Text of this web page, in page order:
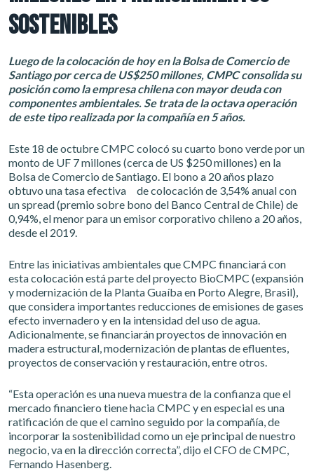
SOSTENIBLES
Luego de la colocación de hoy en la Bolsa de Comercio de
Santiago por cerca de US$250 millones, CMPC consolida su
posición como la empresa chilena con mayor deuda con
componentes ambientales. Se trata de la octava operación
de este tipo realizada por la compañía en 5 años.
Este 18 de octubre CMPC colocó su cuarto bono verde por un
monto de UF 7 millones (cerca de US $250 millones) en la
Bolsa de Comercio de Santiago. El bono a 20 años plazo
obtuvo una tasa efectiva de colocación de 3,54% anual con
un spread (premio sobre bono del Banco Central de Chile) de
0,94%, el menor para un emisor corporativo chileno a 20 años,
desde el 2019.
Entre las iniciativas ambientales que CMPC financiará con
esta colocación está parte del proyecto BioCMPC (expansión
y modernización de la Planta Guaíba en Porto Alegre, Brasil),
que considera importantes reducciones de emisiones de gases
efecto invernadero y en la intensidad del uso de agua.
Adicionalmente, se financiarán proyectos de innovación en
madera estructural, modernización de plantas de efluentes,
proyectos de conservación y restauración, entre otros.
“Esta operación es una nueva muestra de la confianza que el
mercado financiero tiene hacia CMPC y en especial es una
ratificación de que el camino seguido por la compañía, de
incorporar la sostenibilidad como un eje principal de nuestro
negocio, va en la dirección correcta”, dijo el CFO de CMPC,
Fernando Hasenberg.